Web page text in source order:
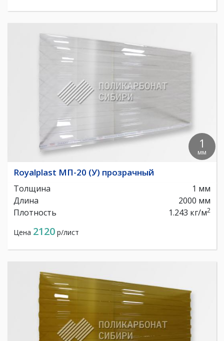
1
мм
Royalplast МП-20 (У) прозрачный
Толщина
1 мм
Длина
2000 мм
Плотность
1.243 кг/м2
Цена 2120 р/лист